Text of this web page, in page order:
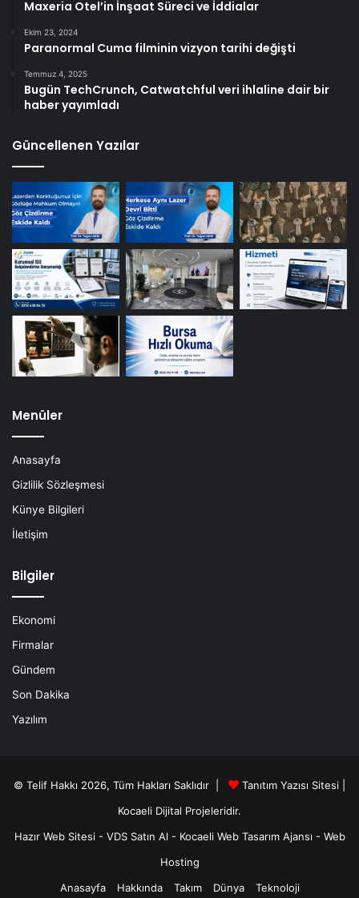
Maxeria Otel’in İnşaat Süreci ve İddialar
Ekim 23, 2024
Paranormal Cuma filminin vizyon tarihi değişti
Temmuz 4, 2025
Bugün TechCrunch, Catwatchful veri ihlaline dair bir
haber yayımladı
Güncellenen Yazılar
Menüler
Anasayfa
Gizlilik Sözleşmesi
Künye Bilgileri
İletişim
Bilgiler
Ekonomi
Firmalar
Gündem
Son Dakika
Yazılım
© Telif Hakkı 2026, Tüm Hakları Saklıdır |
Tanıtım Yazısı Sitesi |
Kocaeli Dijital Projeleridir.
Hazır Web Sitesi- VDS Satın Al - Kocaeli Web Tasarım Ajansı - Web
Hosting
Anasayfa
Hakkında Takım Dünya Teknoloji